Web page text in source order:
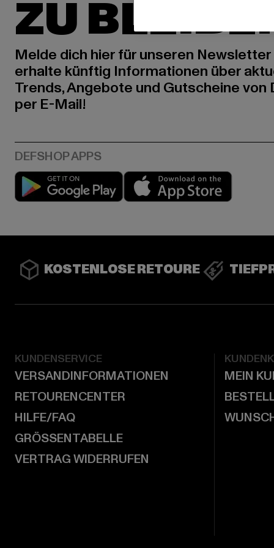
ZU
Melde dich hier für unseren Newsletter
erhalte künftig Informationen über
Trends, Angebote und Gutscheine von
per E-Mail!
Play market
KOSTENLOSE RETOURE
KUNDENSERVICE
VERSANDINFORMATIONEN
RETOURENCENTER
HILFE/FAQ
GRÖSSENTABELLE
VERTRAG WIDERRUFEN
MEIN